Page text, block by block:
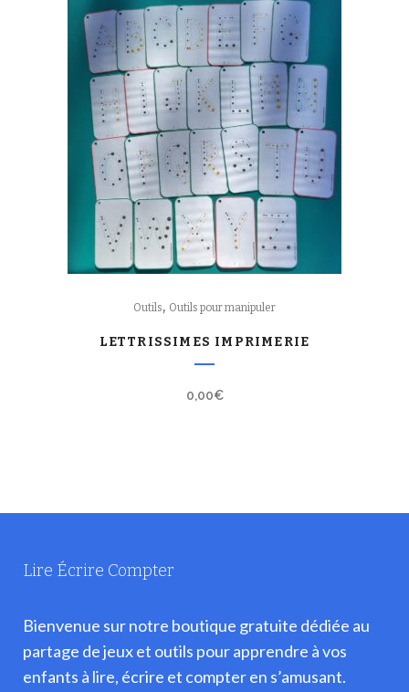
Outils, Outils pour manipuler
LETTRISSIMES IMPRIMERIE
0,00€
Lire Écrire Compter
Bienvenue sur notre boutique gratuite dédiée au
partage de jeux et outils pour apprendre à vos
enfants à lire, écrire et compter en s’amusant.